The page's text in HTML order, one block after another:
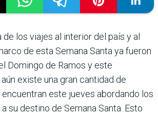
de los viajes al interior del país y al
de esta Semana Santa ya fueron
Domingo de Ramos y este
existe una gran cantidad de
este jueves abordando los
su destino de Semana Santa. Esto